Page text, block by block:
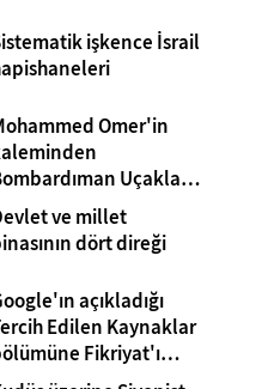
işkence İsrail
Omer'in
Uçakları
Tanklar Arasında
ve millet
dört direği
açıkladığı
Edilen Kaynaklar
Fikriyat'ı
unutmayın!